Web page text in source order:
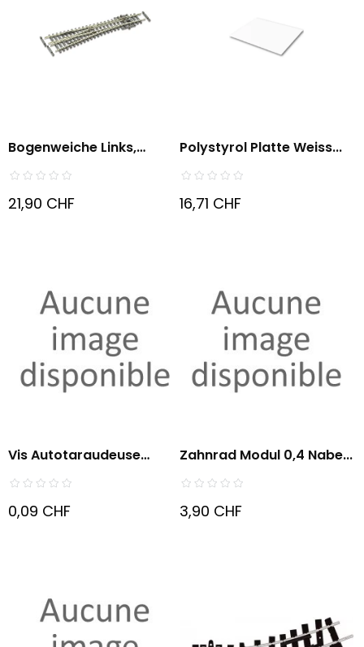
Bogenweiche Links,
Kleiner...
21,90 CHF
Polystyrol Platte Weiss...
16,71 CHF
Vis Autotaraudeuse
1,7x10mm
0,09 CHF
Zahnrad Modul 0,4 Nabe...
3,90 CHF